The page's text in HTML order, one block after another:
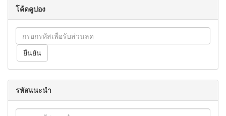
โค้ดคูปอง
รหัสแนะนำ